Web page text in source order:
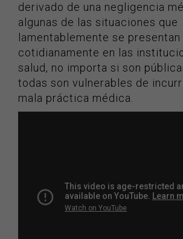
derivado de una negligencia
algunas de las situaciones que
lamentablemente se presentan
cotidianamente en las
salud, no importa si son
todas son vulnerables de
mala práctica médica.